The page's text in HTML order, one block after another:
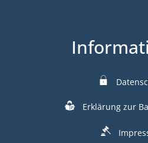
Erklärung zur